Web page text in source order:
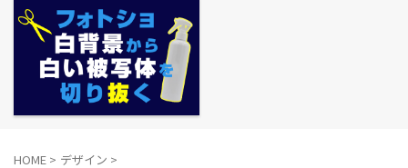
HOME > デザイン >